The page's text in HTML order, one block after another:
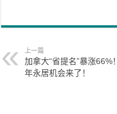
上一篇
加拿大“省提名”暴涨66%
年永居机会来了！